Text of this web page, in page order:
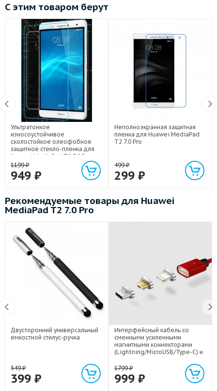
С этим товаром берут
Ультратонкое
износоустойчивое
сколостойкое олеофобное
защитное стекло-пленка для
Huawei MediaPad T2 7.0 Pro
1199₽
949 ₽
Неполноэкранная защитная
пленка для Huawei MediaPad
T2 7.0 Pro
499₽
299 ₽
Рекомендуемые товары для Huawei
MediaPad T2 7.0 Pro
Двусторонний универсальный
емкостной стилус-ручка
549₽
399 ₽
Интерфейсный кабель со
сменными усиленными
магнитными коннекторами
(Lightning/MicroUSB/Type-C) и
световым индикатором 1м
1799₽
999 ₽